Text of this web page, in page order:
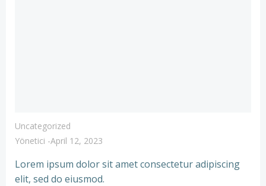
Uncategorized
Yönetici -April 12, 2023
Lorem ipsum dolor sit amet consectetur adipiscing
elit, sed do eiusmod.